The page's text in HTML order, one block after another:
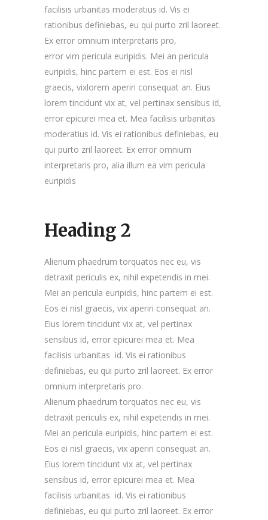
facilisis urbanitas moderatius id. Vis ei
rationibus definiebas, eu qui purto zril laoreet.
Ex error omnium interpretaris pro,
error vim pericula euripidis. Mei an pericula
euripidis, hinc partem ei est. Eos ei nisl
graecis, vixlorem aperiri consequat an. Eius
lorem tincidunt vix at, vel pertinax sensibus id,
error epicurei mea et. Mea facilisis urbanitas
moderatius id. Vis ei rationibus definiebas, eu
qui purto zril laoreet. Ex error omnium
interpretaris pro, alia illum ea vim pericula
euripidis
Heading 2
Alienum phaedrum torquatos nec eu, vis
detraxit periculis ex, nihil expetendis in mei.
Mei an pericula euripidis, hinc partem ei est.
Eos ei nisl graecis, vix aperiri consequat an.
Eius lorem tincidunt vix at, vel pertinax
sensibus id, error epicurei mea et. Mea
facilisis urbanitas id. Vis ei rationibus
definiebas, eu qui purto zril laoreet. Ex error
omnium interpretaris pro.
Alienum phaedrum torquatos nec eu, vis
detraxit periculis ex, nihil expetendis in mei.
Mei an pericula euripidis, hinc partem ei est.
Eos ei nisl graecis, vix aperiri consequat an.
Eius lorem tincidunt vix at, vel pertinax
sensibus id, error epicurei mea et. Mea
facilisis urbanitas id. Vis ei rationibus
definiebas, eu qui purto zril laoreet. Ex error